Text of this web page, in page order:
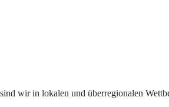
wir in lokalen und überregionalen